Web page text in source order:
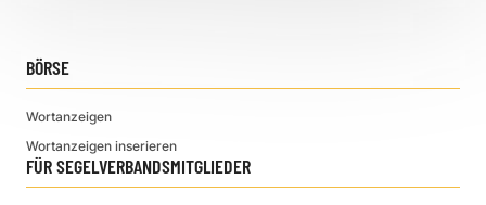
BÖRSE
Wortanzeigen
Wortanzeigen inserieren
FÜR SEGELVERBANDSMITGLIEDER